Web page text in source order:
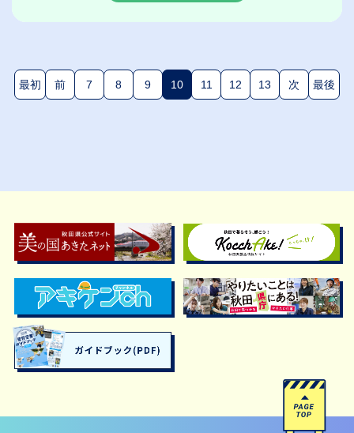
最初 前 7 8 9 10(現在のページ)
11 12 13 次 最後